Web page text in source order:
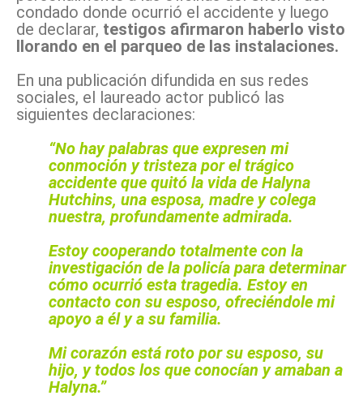
condado donde ocurrió el accidente y luego
de declarar, testigos afirmaron haberlo visto
llorando en el parqueo de las instalaciones.
En una publicación difundida en sus redes
sociales, el laureado actor publicó las
siguientes declaraciones:
“No hay palabras que expresen mi
conmoción y tristeza por el trágico
accidente que quitó la vida de Halyna
Hutchins, una esposa, madre y colega
nuestra, profundamente admirada.
Estoy cooperando totalmente con la
investigación de la policía para determinar
cómo ocurrió esta tragedia. Estoy en
contacto con su esposo, ofreciéndole mi
apoyo a él y a su familia.
Mi corazón está roto por su esposo, su
hijo, y todos los que conocían y amaban a
Halyna.”